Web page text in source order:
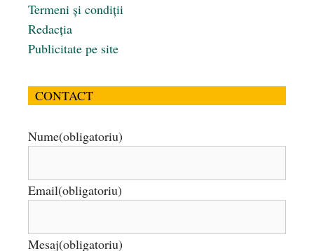
Termeni și condiții
Redacția
Publicitate pe site
CONTACT
Nume(obligatoriu)
Email(obligatoriu)
Mesaj(obligatoriu)